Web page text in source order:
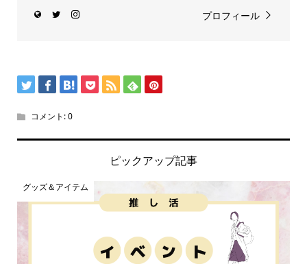
プロフィール
コメント:0
ピックアップ記事
グッズ＆アイテム